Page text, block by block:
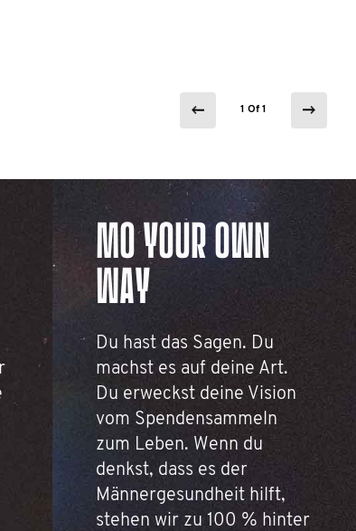
1 Of 1
MO YOUR OWN
WAY
Du hast das Sagen. Du
machst es auf deine Art.
Du erweckst deine Vision
vom Spendensammeln
zum Leben. Wenn du
denkst, dass es der
Männergesundheit hilft,
stehen wir zu 100 % hinter